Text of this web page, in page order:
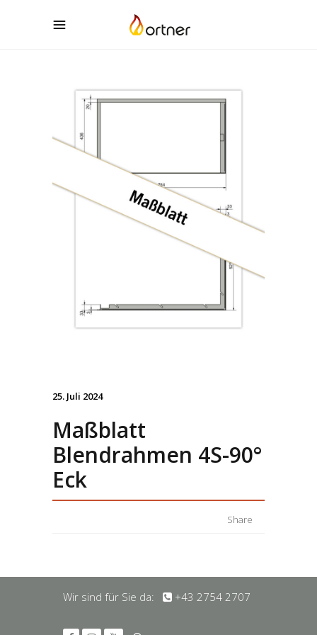
25. Juli 2024
Maßblatt
Blendrahmen 4S-90°
Eck
Share
Wir sind für Sie da: +43 2754 2707